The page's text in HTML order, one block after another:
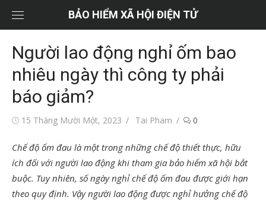
dung
BẢO HIỂM XÃ HỘI ĐIỆN TỬ
Người lao động nghỉ ốm bao
nhiêu ngày thì công ty phải
báo giảm?
Đăng15 Tháng Mười Một, 2023
Tác
Tai Pham 0
Chế độ ốm đau là một trong những chế độ thiết thực, hữu
ích đối với người lao động khi tham gia bảo hiểm xã hội bắt
buộc. Tuy nhiên, số ngày nghỉ chế độ ốm đau được giới hạn
theo quy định. Vậy người lao động được nghỉ hưởng chế độ